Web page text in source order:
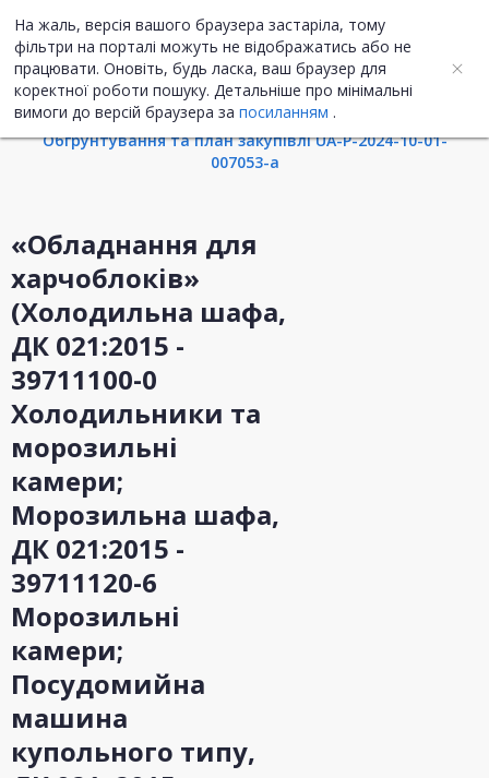
На жаль, версія вашого браузера застаріла, тому
фільтри на порталі можуть не відображатись або не
працювати. Оновіть, будь ласка, ваш браузер для
коректної роботи пошуку. Детальніше про мінімальні
вимоги до версій браузера за посиланням .
UA ENG
Інформація про закупівлю
Обгрунтування та план закупівлі UA-P-2024-10-01-
007053-a
«Обладнання для
харчоблоків»
(Холодильна шафа,
ДК 021:2015 -
39711100-0
Холодильники та
морозильні
камери;
Морозильна шафа,
ДК 021:2015 -
39711120-6
Морозильні
камери;
Посудомийна
машина
купольного типу,